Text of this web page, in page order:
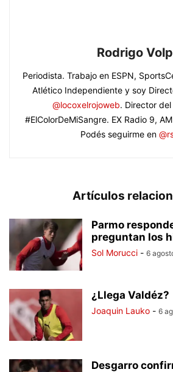
Rodrigo
Periodista. Trabajo en ESPN,
Atlético Independiente y soy
@locoxelrojoweb. Director
#ElColorDeMiSangre. EX Radio 9,
Podés seguirme en
Artículos
Parmo
preguntan los
Sol Morucci - 6
¿Llega Valdéz?
Joaquin Lauko - 6
Desgarro